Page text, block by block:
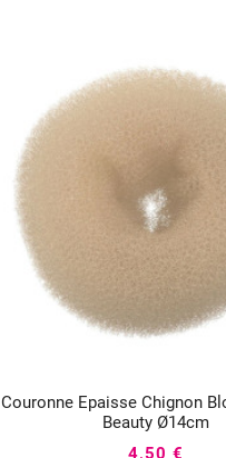
Couronne Epaisse Chignon
Beauty Ø14cm
  
4,50 €